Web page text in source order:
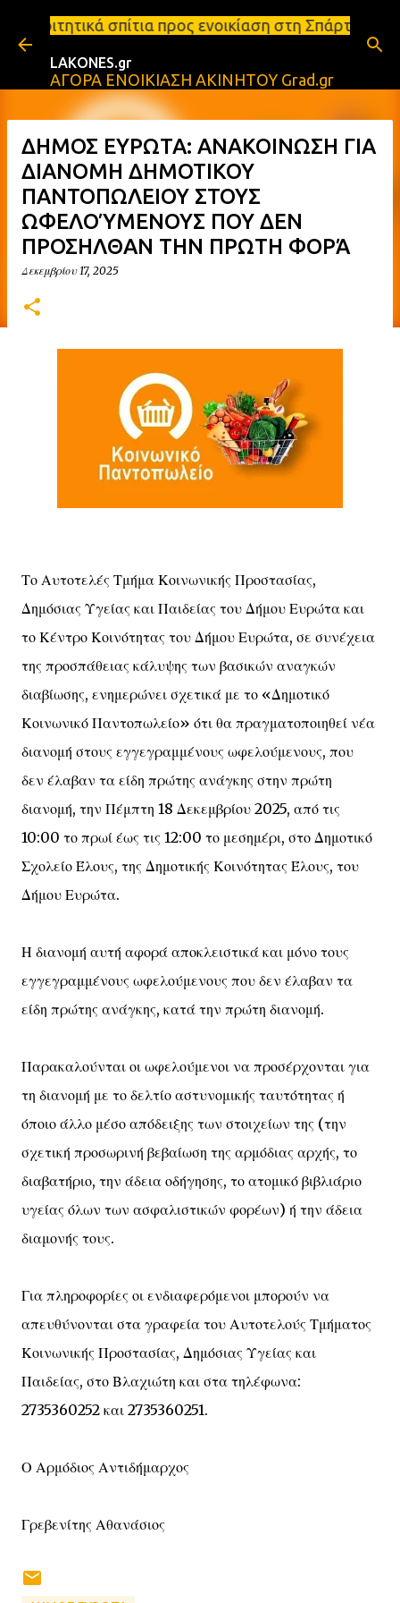
Μετάβαση στο κύριο περιεχόμενο
προς ενοικίαση στη Σπάρτη Ενοικιάσεις
LAKONES.gr
ΑΓΟΡΑ ΕΝΟΙΚΙΑΣΗ ΑΚΙΝΗΤΟΥ Grad.gr
ΔΗΜΟΣ ΕΥΡΩΤΑ: ΑΝΑΚΟΙΝΩΣΗ ΓΙΑ
ΔΙΑΝΟΜΗ ΔΗΜΟΤΙΚΟΥ
ΠΑΝΤΟΠΩΛΕΙΟΥ ΣΤΟΥΣ
ΩΦΕΛΟΎΜΕΝΟΥΣ ΠΟΥ ΔΕΝ
ΠΡΟΣΗΛΘΑΝ ΤΗΝ ΠΡΩΤΗ ΦΟΡΆ
Δεκεμβρίου 17, 2025
Το Αυτοτελές Τμήμα Κοινωνικής Προστασίας,
Δημόσιας Υγείας και Παιδείας του Δήμου Ευρώτα και
το Κέντρο Κοινότητας του Δήμου Ευρώτα, σε συνέχεια
της προσπάθειας κάλυψης των βασικών αναγκών
διαβίωσης, ενημερώνει σχετικά με το «Δημοτικό
Κοινωνικό Παντοπωλείο» ότι θα πραγματοποιηθεί νέα
διανομή στους εγγεγραμμένους ωφελούμενους, που
δεν έλαβαν τα είδη πρώτης ανάγκης στην πρώτη
διανομή, την Πέμπτη 18 Δεκεμβρίου 2025, από τις
10:00 το πρωί έως τις 12:00 το μεσημέρι, στο Δημοτικό
Σχολείο Έλους, της Δημοτικής Κοινότητας Έλους, του
Δήμου Ευρώτα.
Η διανομή αυτή αφορά αποκλειστικά και μόνο τους
εγγεγραμμένους ωφελούμενους που δεν έλαβαν τα
είδη πρώτης ανάγκης, κατά την πρώτη διανομή.
Παρακαλούνται οι ωφελούμενοι να προσέρχονται για
τη διανομή με το δελτίο αστυνομικής ταυτότητας ή
όποιο άλλο μέσο απόδειξης των στοιχείων της (την
σχετική προσωρινή βεβαίωση της αρμόδιας αρχής, το
διαβατήριο, την άδεια οδήγησης, το ατομικό βιβλιάριο
υγείας όλων των ασφαλιστικών φορέων) ή την άδεια
διαμονής τους.
Για πληροφορίες οι ενδιαφερόμενοι μπορούν να
απευθύνονται στα γραφεία του Αυτοτελούς Τμήματος
Κοινωνικής Προστασίας, Δημόσιας Υγείας και
Παιδείας, στο Βλαχιώτη και στα τηλέφωνα:
2735360252 και 2735360251.
Ο Αρμόδιος Αντιδήμαρχος
Γρεβενίτης Αθανάσιος